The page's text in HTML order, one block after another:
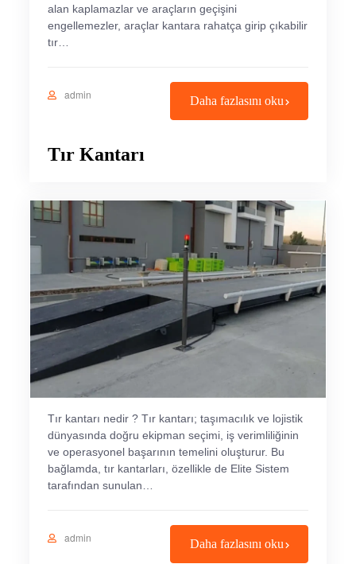
alan kaplamazlar ve araçların geçişini
engellemezler, araçlar kantara rahatça girip çıkabilir
tır…
admin Daha fazlasını oku
Tır Kantarı
Tır kantarı nedir ? Tır kantarı; taşımacılık ve lojistik
dünyasında doğru ekipman seçimi, iş verimliliğinin
ve operasyonel başarının temelini oluşturur. Bu
bağlamda, tır kantarları, özellikle de Elite Sistem
tarafından sunulan…
admin Daha fazlasını oku